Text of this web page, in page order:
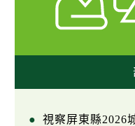
視察屏東縣2026